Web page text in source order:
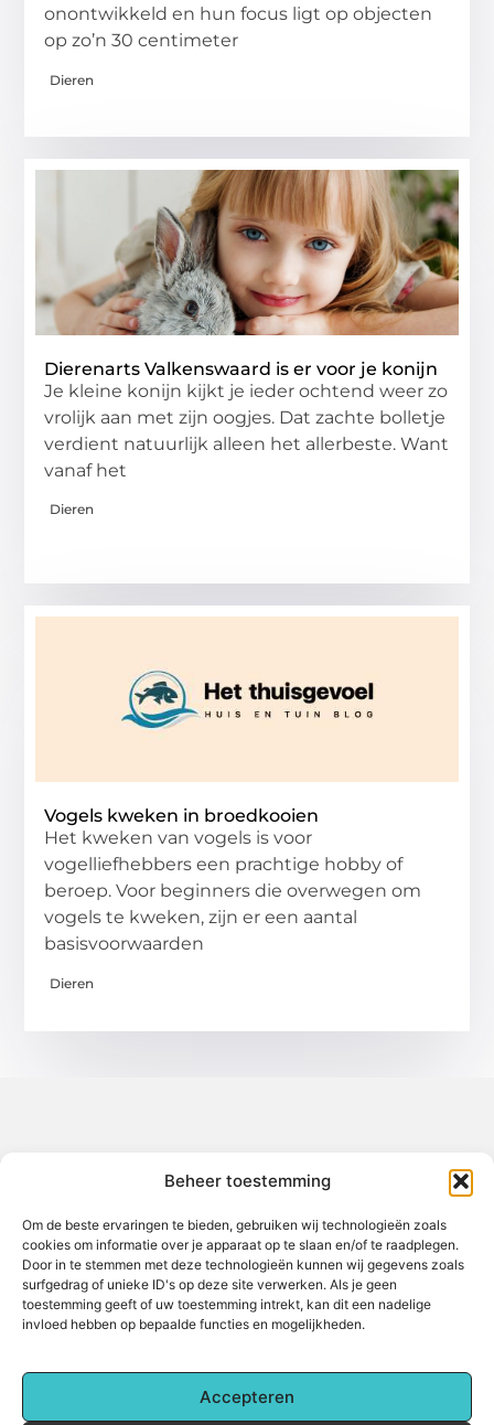
Beheer toestemming
Om de beste ervaringen te bieden, gebruiken wij technologieën zoals
cookies om informatie over je apparaat op te slaan en/of te raadplegen.
Door in te stemmen met deze technologieën kunnen wij gegevens zoals
surfgedrag of unieke ID's op deze site verwerken. Als je geen
toestemming geeft of uw toestemming intrekt, kan dit een nadelige
invloed hebben op bepaalde functies en mogelijkheden.
Accepteren
onontwikkeld en hun focus ligt op objecten
op zo’n 30 centimeter
Dieren
Dierenarts Valkenswaard is er voor je konijn
Je kleine konijn kijkt je ieder ochtend weer zo
vrolijk aan met zijn oogjes. Dat zachte bolletje
verdient natuurlijk alleen het allerbeste. Want
vanaf het
Dieren
Vogels kweken in broedkooien
Het kweken van vogels is voor
vogelliefhebbers een prachtige hobby of
beroep. Voor beginners die overwegen om
vogels te kweken, zijn er een aantal
basisvoorwaarden
Dieren
Jouw gids voor inspiratie en tips uit het dagelijks leven.
Ontdek een brede verzameling blogs en artikelen die je helpen
om het meeste uit elke dag te halen, met praktische adviezen
en verrassende inzichten.
Bericht categorie
Main Links